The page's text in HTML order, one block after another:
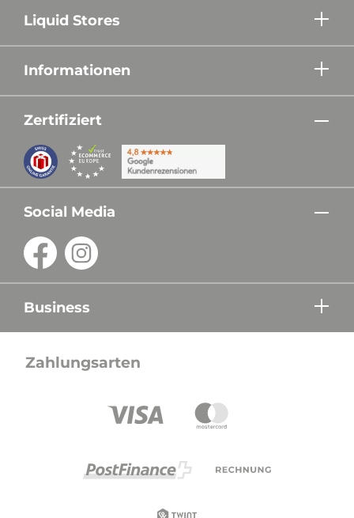
Liquid Stores
Informationen
Zertifiziert
Social Media
Business
Zahlungsarten